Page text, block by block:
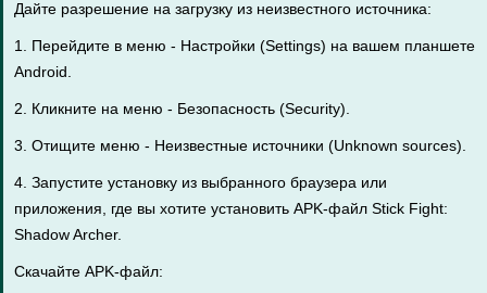
Дайте разрешение на загрузку из неизвестного источника:
1. Перейдите в меню - Настройки (Settings) на вашем планшете
Android.
2. Кликните на меню - Безопасность (Security).
3. Отищите меню - Неизвестные источники (Unknown sources).
4. Запустите установку из выбранного браузера или
приложения, где вы хотите установить APK-файл Stick Fight:
Shadow Archer.
Скачайте APK-файл: